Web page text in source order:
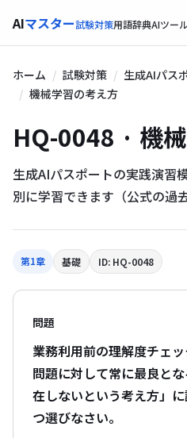
AIマスター試験対策用語辞典AIツール
ホーム 試験対策 生成AIパス
機械学習の考え方
HQ-0048 · 機
生成AIパスポートの実践演習
別に学習できます（公式の過
第1章 基礎 ID: HQ-0048
問題
業務利用前の理解度チェ
問題に対して常に最良と
在しないという考え方」
つ選びなさい。